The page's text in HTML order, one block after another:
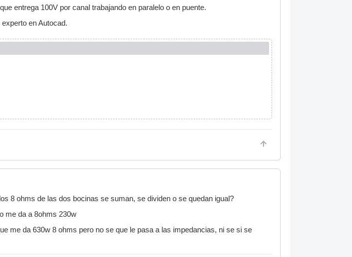
entrega 100V por canal trabajando en paralelo o en puente.
en Autocad.
8 ohms de las dos bocinas se suman, se dividen o se quedan igual?
me da a 8ohms 230w
me da 630w 8 ohms pero no se que le pasa a las impedancias, ni se si se